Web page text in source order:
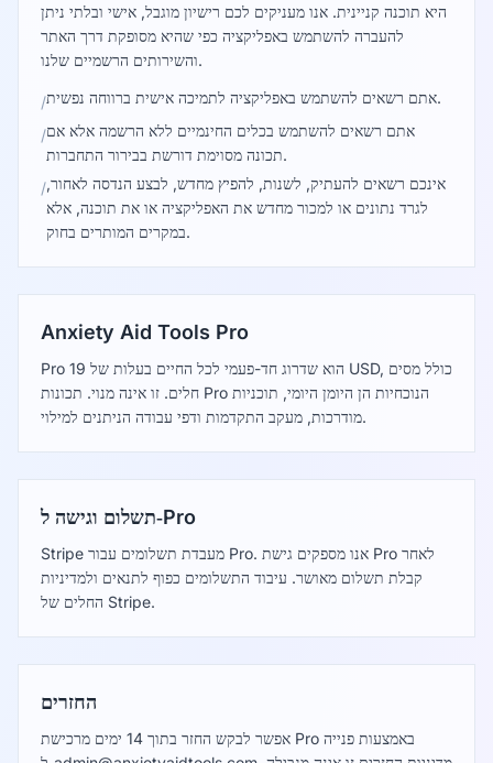
היא תוכנה קניינית. אנו מעניקים לכם רישיון מוגבל, אישי ובלתי ניתן
להעברה להשתמש באפליקציה כפי שהיא מסופקת דרך האתר
והשירותים הרשמיים שלנו.
/
אתם רשאים להשתמש באפליקציה לתמיכה אישית ברווחה נפשית.
/אתם רשאים להשתמש בכלים החינמיים ללא הרשמה אלא אם
תכונה מסוימת דורשת בבירור התחברות.
/אינכם רשאים להעתיק, לשנות, להפיץ מחדש, לבצע הנדסה לאחור,
לגרד נתונים או למכור מחדש את האפליקציה או את תוכנה, אלא
במקרים המותרים בחוק.
Anxiety Aid Tools Pro
Pro הוא שדרוג חד-פעמי לכל החיים בעלות של 19 USD, כולל מסים
חלים. זו אינה מנוי. תכונות Pro הנוכחיות הן היומן היומי, תוכניות
מודרכות, מעקב התקדמות ודפי עבודה הניתנים למילוי.
תשלום וגישה ל‑Pro
Stripe מעבדת תשלומים עבור Pro. אנו מספקים גישת Pro לאחר
קבלת תשלום מאושר. עיבוד התשלומים כפוף לתנאים ולמדיניות
החלים של Stripe.
החזרים
אפשר לבקש החזר בתוך 14 ימים מרכישת Pro באמצעות פנייה